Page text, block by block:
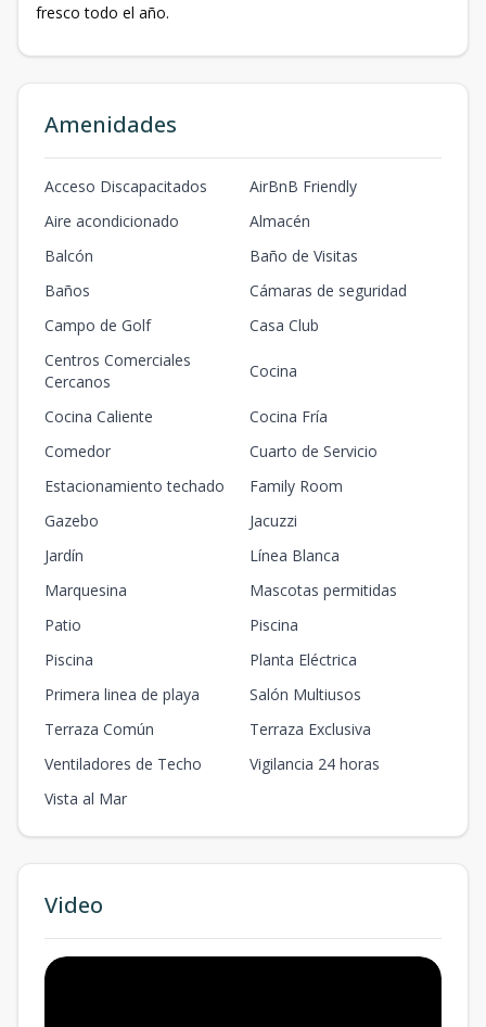
fresco todo el año.
Amenidades
Acceso Discapacitados
AirBnB Friendly
Aire acondicionado
Almacén
Balcón
Baño de Visitas
Baños
Cámaras de seguridad
Campo de Golf
Casa Club
Centros Comerciales
Cercanos
Cocina
Cocina Caliente
Cocina Fría
Comedor
Cuarto de Servicio
Estacionamiento techado
Family Room
Gazebo
Jacuzzi
Jardín
Línea Blanca
Marquesina
Mascotas permitidas
Patio
Piscina
Piscina
Planta Eléctrica
Primera linea de playa
Salón Multiusos
Terraza Común
Terraza Exclusiva
Ventiladores de Techo
Vigilancia 24 horas
Vista al Mar
Video